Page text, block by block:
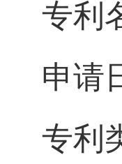
专利
申请
专利